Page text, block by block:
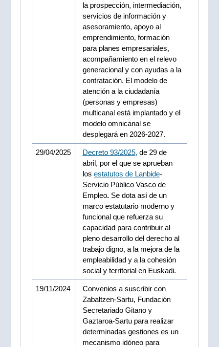
la prospección, intermediación,
servicios de información y
asesoramiento, apoyo al
emprendimiento, formación
para planes empresariales,
acompañamiento en el relevo
generacional y con ayudas a la
contratación. El modelo de
atención a la ciudadanía
(personas y empresas)
multicanal está implantado y el
modelo omnicanal se
desplegará en 2026-2027.
29/04/2025 Decreto 93/2025, de 29 de
abril, por el que se aprueban
los estatutos de Lanbide-
Servicio Público Vasco de
Empleo. Se dota así de un
marco estatutario moderno y
funcional que refuerza su
capacidad para contribuir al
pleno desarrollo del derecho al
trabajo digno, a la mejora de la
empleabilidad y a la cohesión
social y territorial en Euskadi.
19/11/2024
Convenios a suscribir con
Zabaltzen-Sartu, Fundación
Secretariado Gitano y
Gaztaroa-Sartu para realizar
determinadas gestiones es un
mecanismo idóneo para